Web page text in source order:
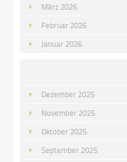
März 2026
Februar 2026
Januar 2026
Dezember 2025
November 2025
Oktober 2025
September 2025